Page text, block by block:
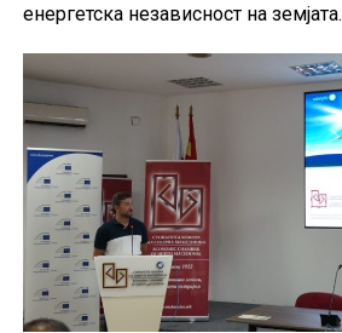
енергетска независност на земјата.